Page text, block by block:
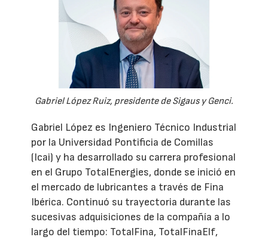
Gabriel López Ruiz, presidente de Sigaus y Genci.
Gabriel López es Ingeniero Técnico Industrial
por la Universidad Pontificia de Comillas
(Icai) y ha desarrollado su carrera profesional
en el Grupo TotalEnergies, donde se inició en
el mercado de lubricantes a través de Fina
Ibérica. Continuó su trayectoria durante las
sucesivas adquisiciones de la compañía a lo
largo del tiempo: TotalFina, TotalFinaElf,